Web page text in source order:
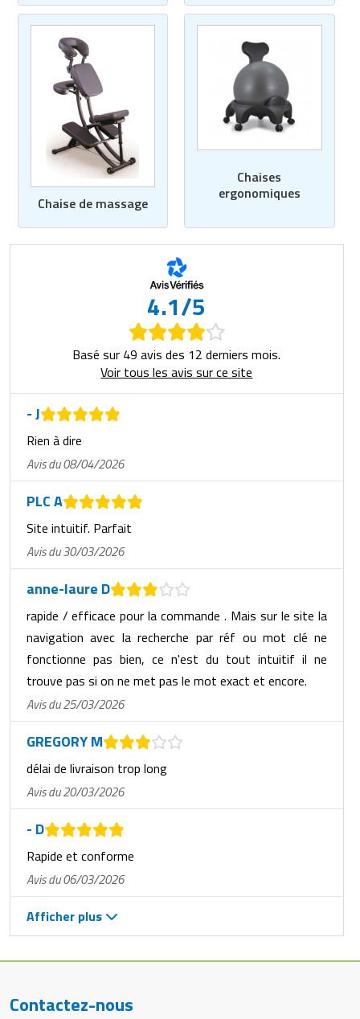
Matériel de musculation
Vêtement sportif
Rôtisserie professionnelle
Sautause professionnelle
Table de cuisson professionnelle
Tables de préparation réfrigérées
Ustensile de cuisine
Vaisselle restaurant
Vitrines réfrigérées
Chaise de massage
Chaises
ergonomiques
4.1/5
Basé sur 49 avis des 12 derniers mois.
Voir tous les avis sur ce site
- J
Rien à dire
Avis du 08/04/2026
PLC A
Site intuitif. Parfait
Avis du 30/03/2026
anne-laure D
rapide / efficace pour la commande . Mais sur le site la
navigation avec la recherche par réf ou mot clé ne
fonctionne pas bien, ce n'est du tout intuitif il ne
trouve pas si on ne met pas le mot exact et encore.
Avis du 25/03/2026
GREGORY M
délai de livraison trop long
Avis du 20/03/2026
- D
Rapide et conforme
Avis du 06/03/2026
Afficher plus
Contactez-nous